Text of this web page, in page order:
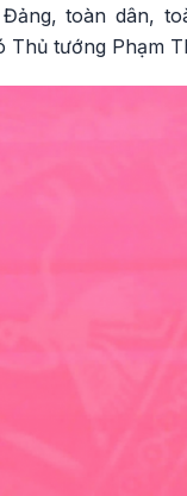
toàn dân,
Thủ tướng Phạm